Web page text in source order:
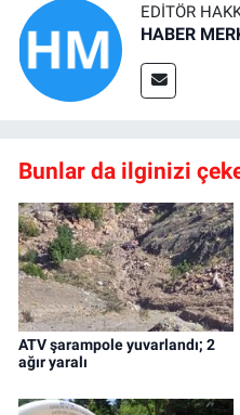
EDITÖR
HABER
Bunlar da ilginizi
ATV şarampole yuvarlandı; 2
ağır yaralı